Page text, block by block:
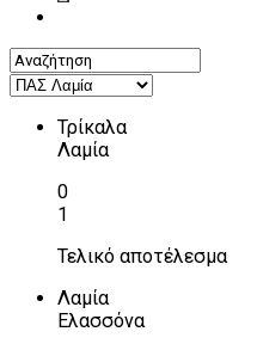
Τρίκαλα
Λαμία
0
1
Τελικό αποτέλεσμα
Λαμία
Ελασσόνα